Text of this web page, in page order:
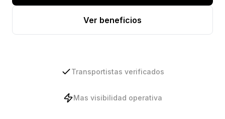
Ver beneficios
Transportistas verificados
Mas visibilidad operativa